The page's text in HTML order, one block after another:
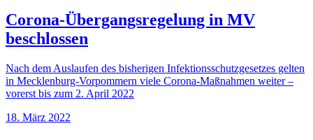
Corona-Übergangsregelung in MV
beschlossen
Nach dem Auslaufen des bisherigen Infektionsschutzgesetzes gelten
in Mecklenburg-Vorpommern viele Corona-Maßnahmen weiter –
vorerst bis zum 2. April 2022
18. März 2022